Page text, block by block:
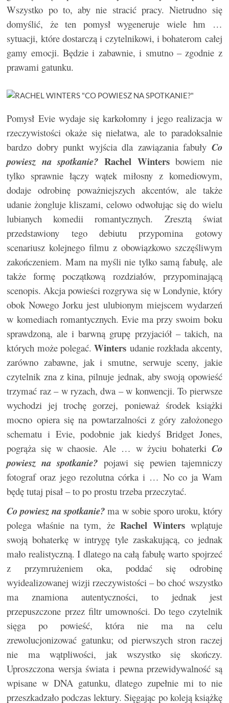
Wszystko po to, aby nie stracić pracy. Nietrudno się
domyślić, że ten pomysł wygeneruje wiele hm …
sytuacji, które dostarczą i czytelnikowi, i bohaterom całej
gamy emocji. Będzie i zabawnie, i smutno – zgodnie z
prawami gatunku.
Pomysł Evie wydaje się karkołomny i jego realizacja w
rzeczywistości okaże się niełatwa, ale to paradoksalnie
bardzo dobry punkt wyjścia dla zawiązania fabuły Co
powiesz na spotkanie? Rachel Wintersbowiem nie
tylko sprawnie łączy wątek miłosny z komediowym,
dodaje odrobinę poważniejszych akcentów, ale także
udanie żongluje kliszami, celowo odwołując się do wielu
lubianych komedii romantycznych. Zresztą świat
przedstawiony tego debiutu przypomina gotowy
scenariusz kolejnego filmu z obowiązkowo szczęśliwym
zakończeniem. Mam na myśli nie tylko samą fabułę, ale
także formę początkową rozdziałów, przypominającą
scenopis. Akcja powieści rozgrywa się w Londynie, który
obok Nowego Jorku jest ulubionym miejscem wydarzeń
w komediach romantycznych. Evie ma przy swoim boku
sprawdzoną, ale i barwną grupę przyjaciół – takich, na
których może polegać. Winters udanie rozkłada akcenty,
zarówno zabawne, jak i smutne, serwuje sceny, jakie
czytelnik zna z kina, pilnuje jednak, aby swoją opowieść
trzymać raz – w ryzach, dwa – w konwencji. To pierwsze
wychodzi jej trochę gorzej, ponieważ środek książki
mocno opiera się na powtarzalności z góry założonego
schematu i Evie, podobnie jak kiedyś Bridget Jones,
pogrąża się w chaosie. Ale … w życiu bohaterki Co
powiesz na spotkanie? pojawi się pewien tajemniczy
fotograf oraz jego rezolutna córka i … No co ja Wam
będę tutaj pisał – to po prostu trzeba przeczytać.
Co powiesz na spotkanie? ma w sobie sporo uroku, który
polega właśnie na tym, żeRachel Winterswplątuje
swoją bohaterkę w intrygę tyle zaskakującą, co jednak
mało realistyczną. I dlatego na całą fabułę warto spojrzeć
z przymrużeniem oka, poddać się odrobinę
wyidealizowanej wizji rzeczywistości – bo choć wszystko
ma znamiona autentyczności, to jednak jest
przepuszczone przez filtr umowności. Do tego czytelnik
sięga po powieść, która nie ma na celu
zrewolucjonizować gatunku; od pierwszych stron raczej
nie ma wątpliwości, jak wszystko się skończy.
Uproszczona wersja świata i pewna przewidywalność są
wpisane w DNA gatunku, dlatego zupełnie mi to nie
przeszkadzało podczas lektury. Sięgając po koleją książkę